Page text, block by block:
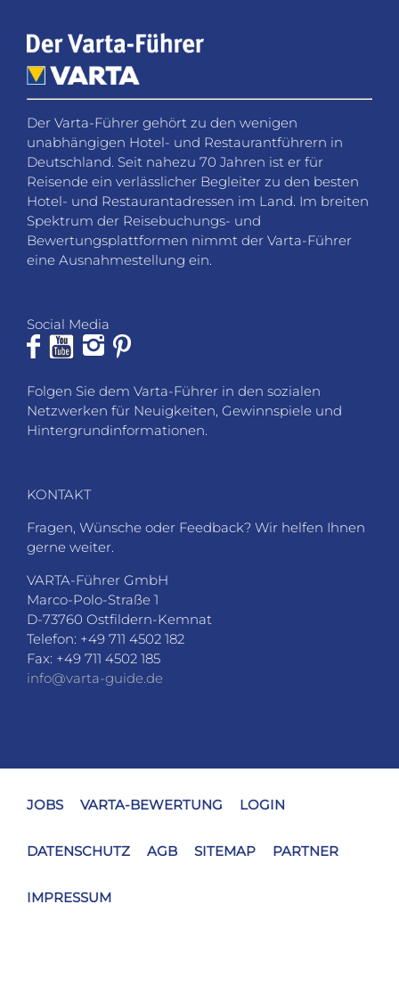
Der Varta-Führer gehört zu den wenigen
unabhängigen Hotel- und Restaurantführern in
Deutschland. Seit nahezu 70 Jahren ist er für
Hotel- und Restaurantadressen im Land. Im breiten
Spektrum der Reisebuchungs- und
Bewertungsplattformen nimmt der Varta-Führer
eine Ausnahmestellung ein.
Social Media
Folgen Sie dem Varta-Führer in den sozialen
Netzwerken für Neuigkeiten, Gewinnspiele und
Hintergrundinformationen.
KONTAKT
Marco-Polo-Straße 1
D-73760 Ostfildern-Kemnat
Fax: +49 711 4502 185
info@varta-guide.de